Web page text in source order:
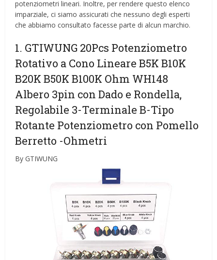
potenziometri lineari. Inoltre, per rendere questo elenco
imparziale, ci siamo assicurati che nessuno degli esperti
che abbiamo consultato facesse parte di alcun marchio.
1. GTIWUNG 20Pcs Potenziometro
Rotativo a Cono Lineare B5K B10K
B20K B50K B100K Ohm WH148
Albero 3pin con Dado e Rondella,
Regolabile 3-Terminale B-Tipo
Rotante Potenziometro con Pomello
Berretto -Ohmetri
By GTIWUNG